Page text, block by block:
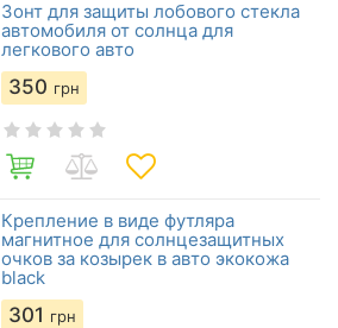
Зонт для защиты лобового стекла
автомобиля от солнца для
легкового авто
350 грн
Крепление в виде футляра
магнитное для солнцезащитных
очков за козырек в авто экокожа
black
301 грн